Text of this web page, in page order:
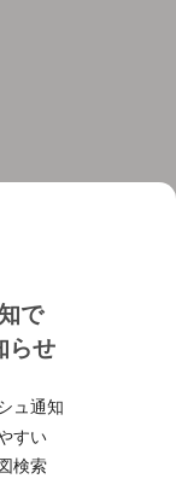
で
らせ
ュ通知
すい
検索
規約
情報